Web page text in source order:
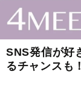
SNS発信が好
るチャンスも